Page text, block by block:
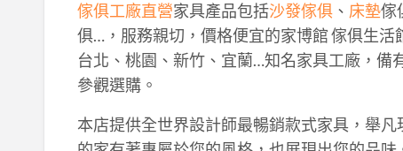
傢俱工廠直營家具產品包括沙發傢俱、 床墊傢
俱…，服務親切，價格便宜的家博館 傢俱生
台北、桃園、新竹、宜蘭…知名家具工廠，備
參觀選購。
本店提供全世界設計師最暢銷款式家具，舉